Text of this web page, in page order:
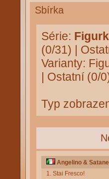
Sbírka
Série:
(0/31) |
Varianty:
| Ostatní (0/
Typ
Angelino &
1. Stai Fresco!